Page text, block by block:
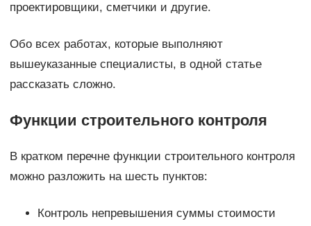
проектировщики, сметчики и другие.
Обо всех работах, которые выполняют
вышеуказанные специалисты, в одной статье
рассказать сложно.
Функции строительного контроля
В кратком перечне функции строительного контроля
можно разложить на шесть пунктов:
Контроль непревышения суммы стоимости